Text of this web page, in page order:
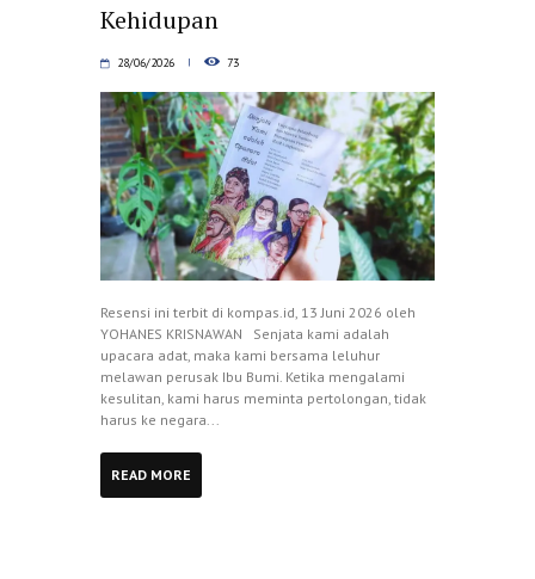
Kehidupan
28/06/2026 73
Resensi ini terbit di kompas.id, 13 Juni 2026 oleh
YOHANES KRISNAWAN Senjata kami adalah
upacara adat, maka kami bersama leluhur
melawan perusak Ibu Bumi. Ketika mengalami
kesulitan, kami harus meminta pertolongan, tidak
harus ke negara...
READ MORE